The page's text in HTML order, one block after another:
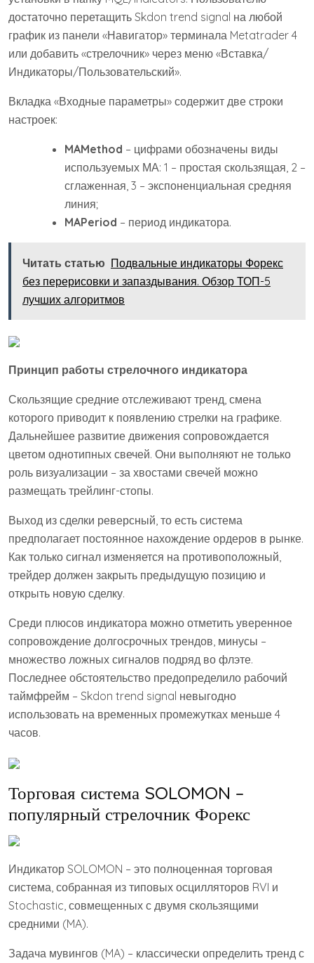
достаточно перетащить Skdon trend signal на любой
график из панели «Навигатор» терминала Metatrader 4
или добавить «стрелочник» через меню «Вставка/
Индикаторы/Пользовательский».
Вкладка «Входные параметры» содержит две строки
настроек:
MAMethod – цифрами обозначены виды
используемых МА: 1 – простая скользящая, 2 –
сглаженная, 3 – экспоненциальная средняя
линия;
MAPeriod – период индикатора.
Читать статью Подвальные индикаторы Форекс
без перерисовки и запаздывания. Обзор ТОП-5
лучших алгоритмов
Принцип работы стрелочного индикатора
Скользящие средние отслеживают тренд, смена
которого приводит к появлению стрелки на графике.
Дальнейшее развитие движения сопровождается
цветом однотипных свечей. Они выполняют не только
роль визуализации – за хвостами свечей можно
размещать трейлинг-стопы.
Выход из сделки реверсный, то есть система
предполагает постоянное нахождение ордеров в рынке.
Как только сигнал изменяется на противоположный,
трейдер должен закрыть предыдущую позицию и
открыть новую сделку.
Среди плюсов индикатора можно отметить уверенное
сопровождение долгосрочных трендов, минусы –
множество ложных сигналов подряд во флэте.
Последнее обстоятельство предопределило рабочий
таймфрейм – Skdon trend signal невыгодно
использовать на временных промежутках меньше 4
часов.
Торговая система SOLOMON –
популярный стрелочник Форекс
Индикатор SOLOMON – это полноценная торговая
система, собранная из типовых осцилляторов RVI и
Stochastic, совмещенных с двумя скользящими
средними (MA).
Задача мувингов (MA) – классически определить тренд с